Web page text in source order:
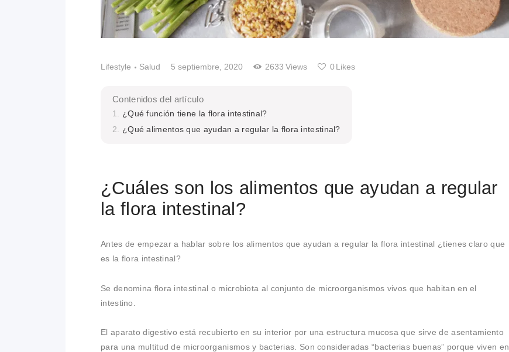
Lifestyle Salud 5 septiembre, 2020 2633 Views 0 Likes
Contenidos del artículo
¿Qué función tiene la flora intestinal?
¿Qué alimentos que ayudan a regular la flora intestinal?
¿Cuáles son los alimentos que ayudan a regular
la flora intestinal?
Antes de empezar a hablar sobre los alimentos que ayudan a regular la flora intestinal ¿tienes claro que
es la flora intestinal?
Se denomina flora intestinal o microbiota al conjunto de microorganismos vivos que habitan en el
intestino.
El aparato digestivo está recubierto en su interior por una estructura mucosa que sirve de asentamiento
para una multitud de microorganismos y bacterias. Son consideradas “bacterias buenas” porque viven en